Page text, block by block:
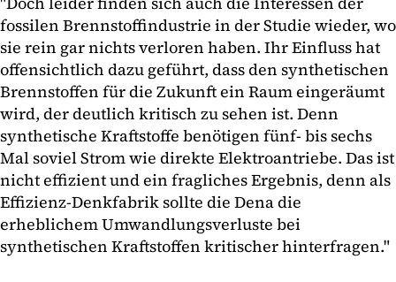
fossilen Brennstoffindustrie in der Studie wieder, wo
sie rein gar nichts verloren haben. Ihr Einfluss hat
offensichtlich dazu geführt, dass den synthetischen
Brennstoffen für die Zukunft ein Raum eingeräumt
wird, der deutlich kritisch zu sehen ist. Denn
synthetische Kraftstoffe benötigen fünf- bis sechs
Mal soviel Strom wie direkte Elektroantriebe. Das ist
nicht effizient und ein fragliches Ergebnis, denn als
Effizienz-Denkfabrik sollte die Dena die
erheblichem Umwandlungsverluste bei
synthetischen Kraftstoffen kritischer hinterfragen."